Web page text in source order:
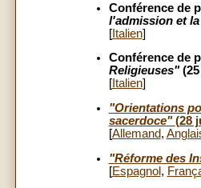
Conférence de
l'admission et
[Italien]
Conférence de
Religieuses"
[Italien]
"Orientations
sacerdoce"(28
[Allemand,
"Réformedes
[Espagnol ,